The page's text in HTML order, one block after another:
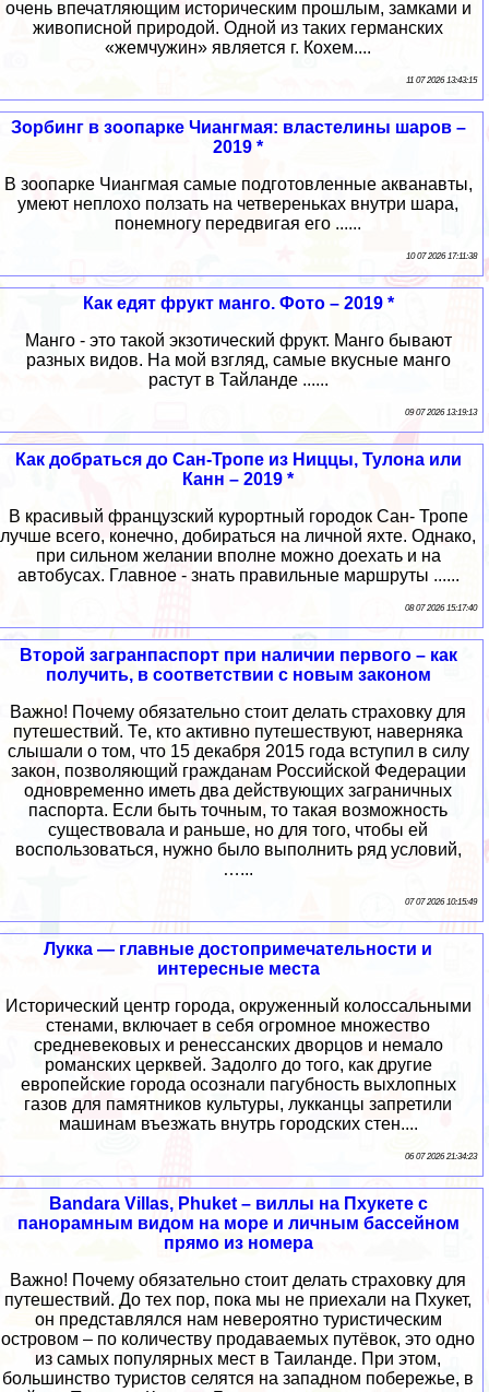
очень впечатляющим историческим прошлым, замками и
живописной природой. Одной из таких германских
«жемчужин» является г. Кохем....
11 07 2026 13:43:15
Зорбинг в зоопарке Чиангмая: властелины шаров –
2019 *
В зоопарке Чиангмая самые подготовленные акванавты,
умеют неплохо ползать на четвереньках внутри шара,
понемногу передвигая его ......
10 07 2026 17:11:38
Как едят фрукт манго. Фото – 2019 *
Манго - это такой экзотический фрукт. Манго бывают
разных видов. На мой взгляд, самые вкусные манго
растут в Тайланде ......
09 07 2026 13:19:13
Как добраться до Сан-Тропе из Ниццы, Тулона или
Канн – 2019 *
В красивый французский курортный городок Сан- Тропе
лучше всего, конечно, добираться на личной яхте. Однако,
при сильном желании вполне можно доехать и на
автобусах. Главное - знать правильные маршруты ......
08 07 2026 15:17:40
Второй загранпаспорт при наличии первого – как
получить, в соответствии с новым законом
Важно! Почему обязательно стоит делать страховку для
путешествий. Те, кто активно путешествуют, наверняка
слышали о том, что 15 декабря 2015 года вступил в силу
закон, позволяющий гражданам Российской Федерации
одновременно иметь два действующих заграничных
паспорта. Если быть точным, то такая возможность
существовала и раньше, но для того, чтобы ей
воспользоваться, нужно было выполнить ряд условий,
…...
07 07 2026 10:15:49
Лукка — главные достопримечательности и
интересные места
Исторический центр города, окруженный колоссальными
стенами, включает в себя огромное множество
средневековых и ренессанских дворцов и немало
романских церквей. Задолго до того, как другие
европейские города осознали пагубность выхлопных
газов для памятников культуры, лукканцы запретили
машинам въезжать внутрь городских стен....
06 07 2026 21:34:23
Bandara Villas, Phuket – виллы на Пхукете с
панорамным видом на море и личным бассейном
прямо из номера
Важно! Почему обязательно стоит делать страховку для
путешествий. До тех пор, пока мы не приехали на Пхукет,
он представлялся нам невероятно туристическим
островом – по количеству продаваемых путёвок, это одно
из самых популярных мест в Таиланде. При этом,
большинство туристов селятся на западном побережье, в